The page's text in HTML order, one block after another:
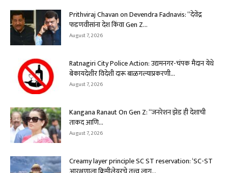
Prithviraj Chavan on Devendra Fadnavis: “देवेंद्र
फडणवीसांना देश किंवा Gen Z...
August 7, 2026
Ratnagiri City Police Action: उद्यमनगर-चंपक मैदान येथे
बेकायदेशीर विदेशी दारू बाळगल्याप्रकरणी...
August 7, 2026
Kangana Ranaut On Gen Z: “जनरेशन झेड ही देशाची
ताकद आणि...
August 7, 2026
Creamy layer principle SC ST reservation: ‘SC-ST